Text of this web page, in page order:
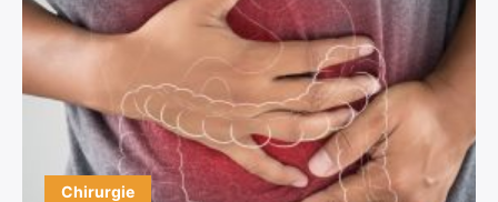
Chirurgie
Santé pratique
Sexualité